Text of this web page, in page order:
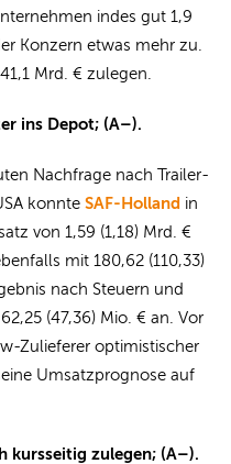
indes gut 1,9
Konzern etwas mehr zu.
Mrd. € zulegen.
ins Depot; (A–).
Nachfrage nach Trailer-
konnte SAF-Holland in
von 1,59 (1,18) Mrd. €
mit 180,62 (110,33)
nach Steuern und
(47,36) Mio. € an. Vor
Zulieferer optimistischer
Umsatzprognose auf
kursseitig zulegen; (A–).